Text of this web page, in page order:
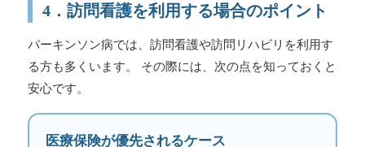
4．訪問看護を利用する場合のポイント
パーキンソン病では、訪問看護や訪問リハビリを利用す
る方も多くいます。 その際には、次の点を知っておくと
安心です。
医療保険が優先されるケース